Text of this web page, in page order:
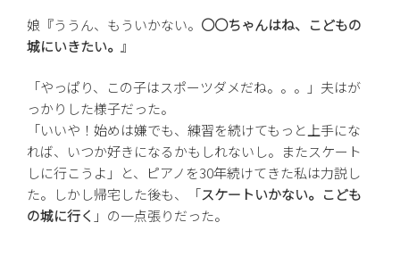
娘『ううん、もういかない。 ○○ちゃんはね、こどもの
城にいきたい。 』
「やっぱり、この子はスポーツダメだね。。。」夫はが
っかりした様子だった。
「いいや！始めは嫌でも、練習を続けてもっと上手にな
れば、いつか好きになるかもしれないし。またスケート
しに行こうよ」と、ピアノを30年続けてきた私は力説し
た。しかし帰宅した後も、「スケートいかない。こども
の城に行く 」の一点張りだった。